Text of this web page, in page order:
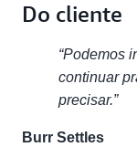
Do cliente
“Podemos
continuar
precisar.”
Burr Settles